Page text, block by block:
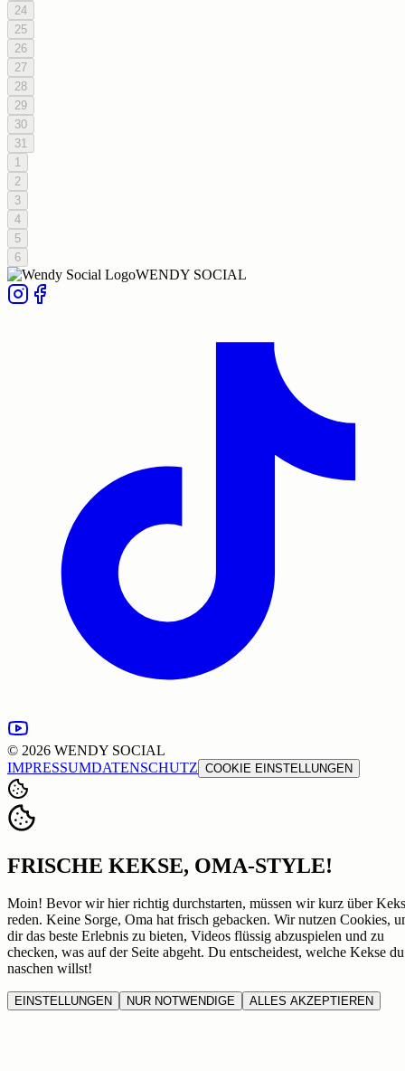
24
25
26
27
28
29
30
31
1
2
3
4
5
6
WENDY SOCIAL
© 2026 WENDY SOCIAL
IMPRESSUMDATENSCHUTZ COOKIE EINSTELLUNGEN
FRISCHE KEKSE, OMA-STYLE!
Moin! Bevor wir hier richtig durchstarten, müssen wir kurz über
reden. Keine Sorge, Oma hat frisch gebacken. Wir nutzen Cookies,
dir das beste Erlebnis zu bieten, Videos flüssig abzuspielen und zu
checken, was auf der Seite abgeht. Du entscheidest, welche Kekse du
naschen willst!
EINSTELLUNGEN NUR NOTWENDIGE ALLES AKZEPTIEREN